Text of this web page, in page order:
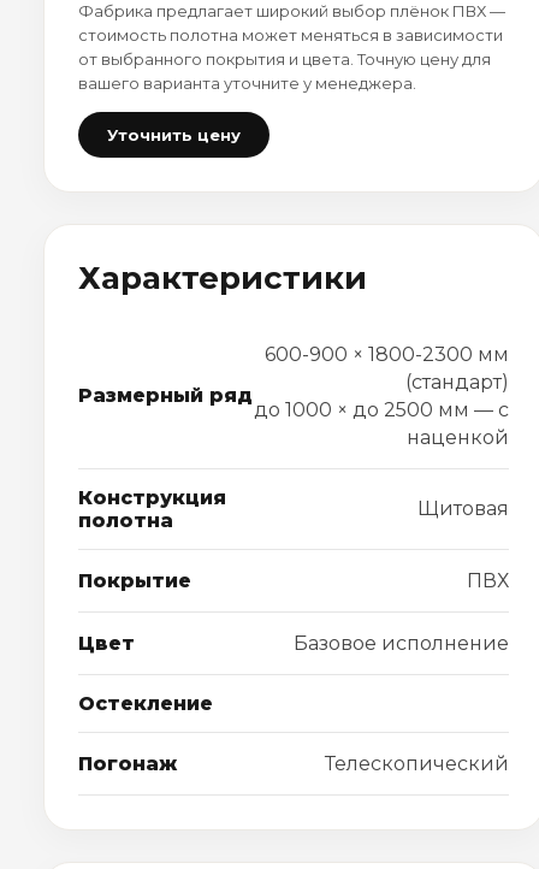
Фабрика предлагает широкий выбор плёнок ПВХ —
стоимость полотна может меняться в зависимости
от выбранного покрытия и цвета. Точную цену для
вашего варианта уточните у менеджера.
Уточнить цену
Характеристики
Размерный ряд
600-900 × 1800-2300 мм
(стандарт)
до 1000 × до 2500 мм — с
наценкой
Конструкция
полотна
Щитовая
Покрытие ПВХ
Цвет Базовое исполнение
Остекление
Погонаж Телескопический